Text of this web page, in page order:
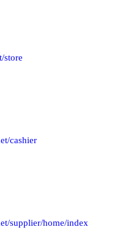
store
cashier
supplier/home/index